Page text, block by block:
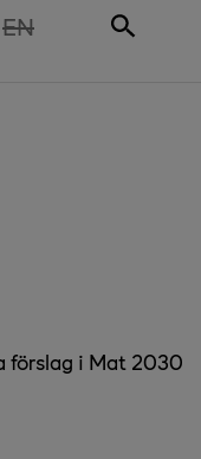
THE PAGE IS NOT
EN
förslag i Mat 2030